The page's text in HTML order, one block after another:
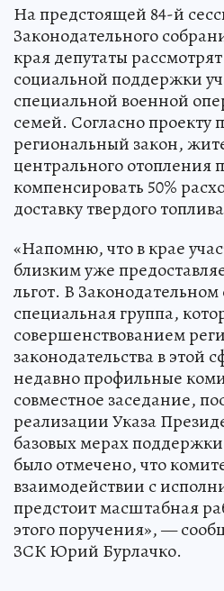
На предстоящей 84-й
Законодательного
края депутаты
социальной поддержки
специальной военной
семей. Согласно проекту
региональный закон,
центрального отопления
компенсировать 50%
доставку твердого
«Напомню, что в крае
близким уже
льгот. В
специальная группа,
совершенствованием
законодательства в этой
недавно профильные
совместное заседание,
реализации Указа
базовых мерах
было отмечено, что
взаимодействии с
предстоит масштабная
этого поручения», —
ЗСК Юрий Бурлачко.